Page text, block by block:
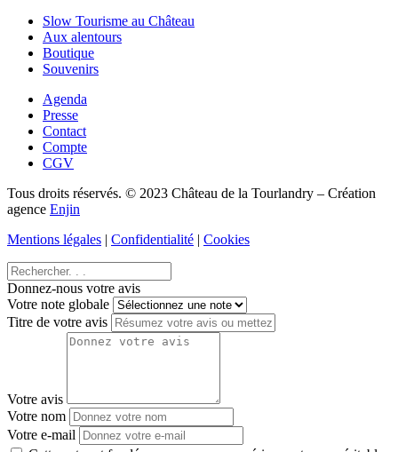
Slow Tourisme au Château
Aux alentours
Boutique
Souvenirs
Agenda
Presse
Contact
Compte
CGV
Tous droits réservés. © 2023 Château de la Tourlandry – Création
agence Enjin
Mentions légales
Confidentialité Cookies
Donnez-nous votre avis
Votre note globale
Titre de votre avis
Votre avis
Votre nom
Votre e-mail